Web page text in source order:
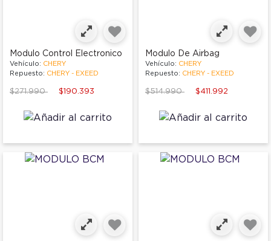
Modulo Control Electronico
Vehículo: CHERY
Repuesto: CHERY - EXEED
Price reduced from
$271.990to $190.393
Modulo De Airbag
Vehículo: CHERY
Repuesto: CHERY - EXEED
Price reduced from
$514.990to $411.992